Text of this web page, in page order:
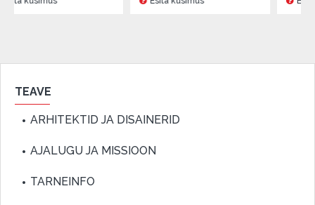
TEAVE
ARHITEKTID JA DISAINERID
AJALUGU JA MISSIOON
TARNEINFO